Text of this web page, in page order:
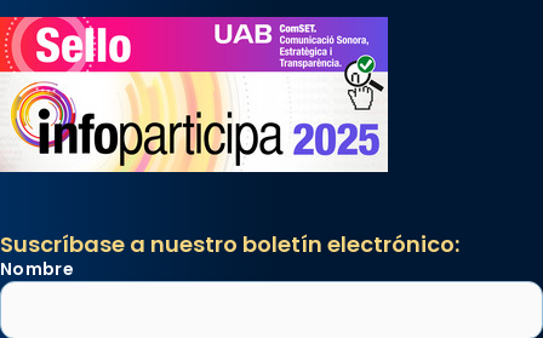
Suscríbase a nuestro boletín electrónico:
Nombre